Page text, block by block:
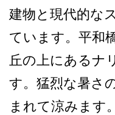
建物と現代的な
ています。平和
丘の上にあるナ
す。猛­烈な暑さ
まれて涼みます